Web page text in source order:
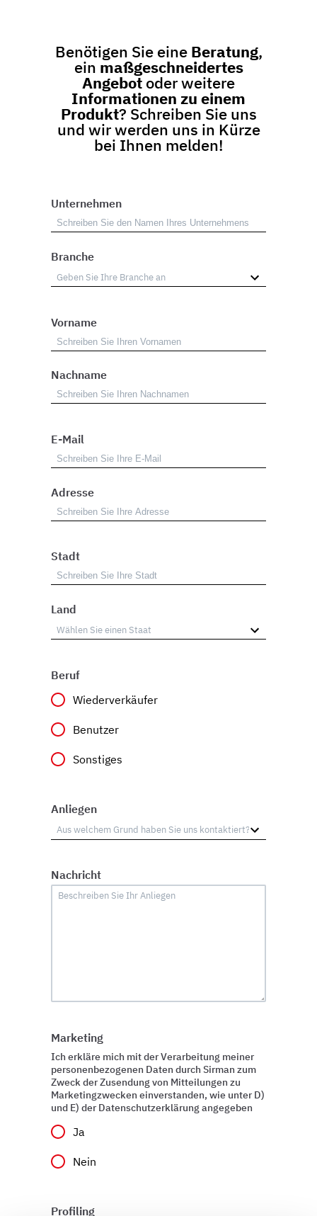
Benötigen Sie eine Beratung,
ein maßgeschneidertes
Angebot oder weitere
Informationen zu einem
Produkt? Schreiben Sie uns
und wir werden uns in Kürze
bei Ihnen melden!
Unternehmen
Branche
Vorname
Nachname
E-Mail
Adresse
Stadt
Land
Beruf
Wiederverkäufer
Benutzer
Sonstiges
Anliegen
Nachricht
Marketing
Ich erkläre mich mit der Verarbeitung meiner
personenbezogenen Daten durch Sirman zum
Zweck der Zusendung von Mitteilungen zu
Marketingzwecken einverstanden, wie unter D)
und E) der Datenschutzerklärung angegeben
Ja
Nein
Profiling